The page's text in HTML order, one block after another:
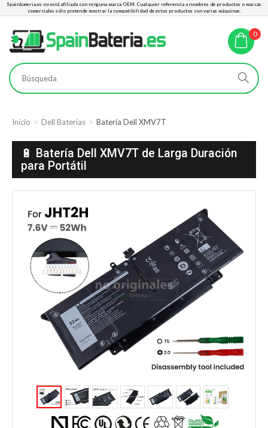
Spainbateria.es no está afiliada con ninguna marca OEM. Cualquier referencia a nombres de productos o marcas
comerciales sólo pretende mostrar la compatibilidad de estos productos con varias máquinas.
0
Inicio Dell Baterías Batería Dell XMV7T
🔋 Batería Dell XMV7T de Larga Duración
para Portátil